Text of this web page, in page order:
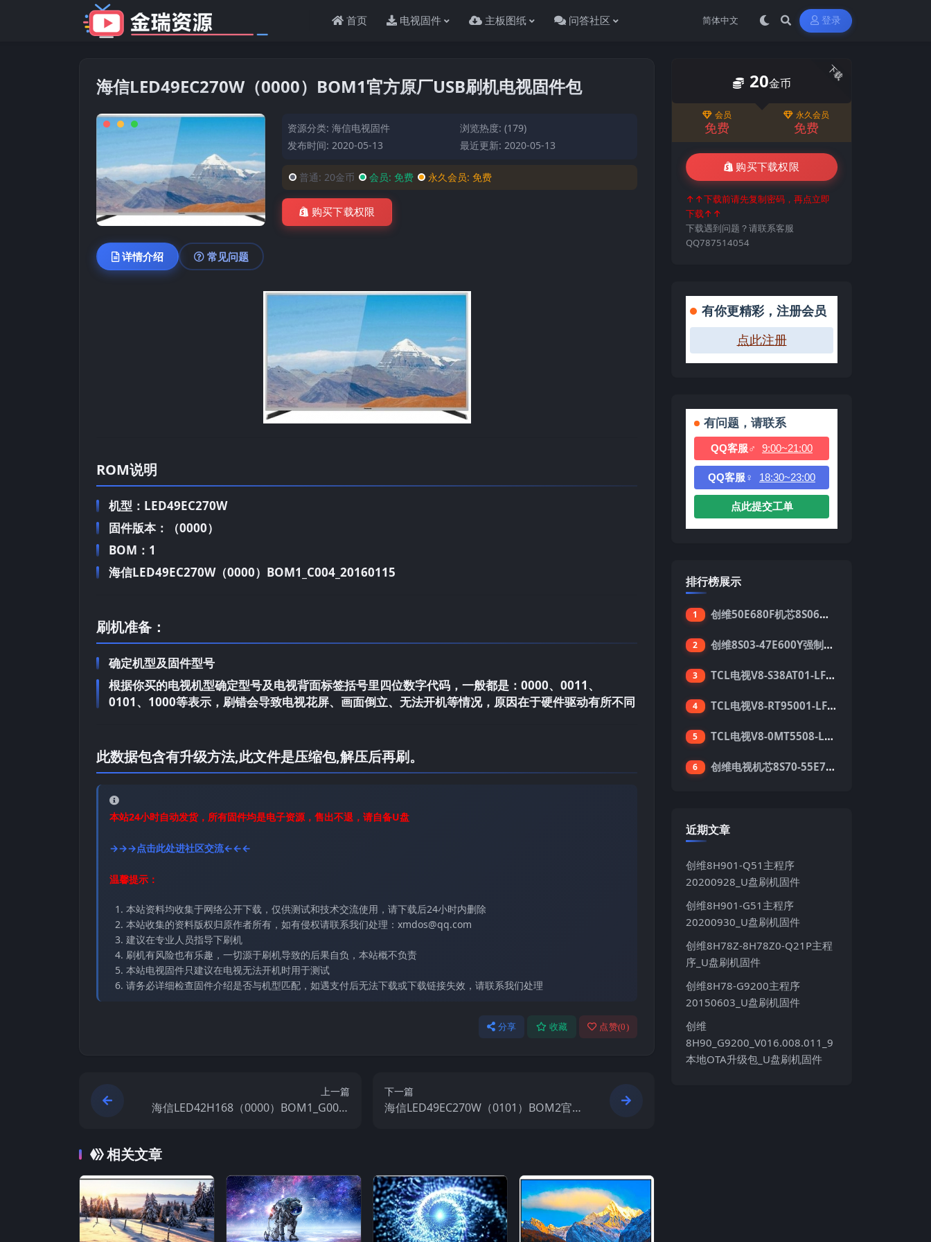
首页 电视固件 主板图纸 问答社区 登录
海信LED49EC270W（0000）BOM1官方原厂USB刷机电视固件包
资源分类:海信电视固件
浏览热度: (179)
发布时间: 2020-05-13
最近更新: 2020-05-13
普通: 20金币 会员: 免费 永久会员:免费
购买下载权限
详情介绍 常见问题
ROM说明
机型：LED49EC270W
固件版本：（0000）
BOM：1
海信LED49EC270W（0000）BOM1_C004_20160115
刷机准备：
确定机型及固件型号
根据你买的电视机型确定型号及电视背面标签括号里四位数字代码，一般都是：0000、0011、
0101、1000等表示，刷错会导致电视花屏、画面倒立、无法开机等情况，原因在于硬件驱动有所不同
此数据包含有升级方法,此文件是压缩包,解压后再刷。
本站24小时自动发货，所有固件均是电子资源，售出不退，请自备U盘
→→→点击此处进社区交流←←←
温馨提示：
本站资料均收集于网络公开下载，仅供测试和技术交流使用，请下载后24小时内删除
本站收集的资料版权归原作者所有，如有侵权请联系我们处理：xmdos@qq.com
建议在专业人员指导下刷机
刷机有风险也有乐趣，一切源于刷机导致的后果自负，本站概不负责
本站电视固件只建议在电视无法开机时用于测试
请务必详细检查固件介绍是否与机型匹配，如遇支付后无法下载或下载链接失效，请联系我们处理
分享 收藏 点赞(0)
上一篇
海信LED42H168（0000）BOM1_G006_
下一篇
海信LED49EC270W（0101）BOM2官方
相关文章
下载
20金币
会员
免费
永久会员
免费
购买下载权限
↑↑下载前请先复制密码，再点立即
下载↑↑
下载遇到问题？请联系客服
QQ787514054
有你更精彩，注册会员
点此注册
有问题，请联系
QQ客服♂ 9:00~21:00
QQ客服♀ 18:30~23:00
点此提交工单
排行榜展示
1 创维50E680F机芯8S06强制升级刷机包
2 创维8S03-47E600Y强制升级软件刷机电视固件包
3 TCL电视V8-S38AT01-LF1V123版本强刷电视固件包下载
4 TCL电视V8-RT95001-LF1V215版本强刷电视固件包下载
5 TCL电视V8-0MT5508-LF1V362版本强刷电视固件包下载
6 创维电视机芯8S70-55E710S系列酷开5.05刷机固件
近期文章
创维8H901-Q51主程序
20200928_U盘刷机固件
创维8H901-G51主程序
20200930_U盘刷机固件
创维8H78Z-8H78Z0-Q21P主程
序_U盘刷机固件
创维8H78-G9200主程序
20150603_U盘刷机固件
创维
8H90_G9200_V016.008.011_9
本地OTA升级包_U盘刷机固件